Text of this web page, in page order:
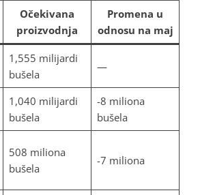
Očekivana
proizvodnja
Promena u
odnosu na maj
1,555 milijardi
bušela
—
1,040 milijardi
bušela
-8 miliona
bušela
508 miliona
bušela
-7 miliona